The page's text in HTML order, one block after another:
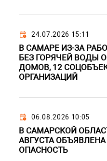
24.07.2026 15:11
В САМАРЕ ИЗ-ЗА
БЕЗ ГОРЯЧЕЙ ВОДЫ
ДОМОВ, 12
ОРГАНИЗАЦИЙ
06.08.2026 10:05
В САМАРСКОЙ
АВГУСТА ОБЪЯВЛЕНА
ОПАСНОСТЬ